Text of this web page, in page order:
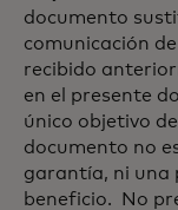
documento
comunicación
recibido
en el presente
único objetivo
documento no
garantía, ni una
beneficio. No